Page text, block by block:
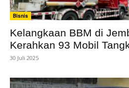
Bisnis
Kelangkaan BBM di
Kerahkan 93 Mobil
30 Juli 2025